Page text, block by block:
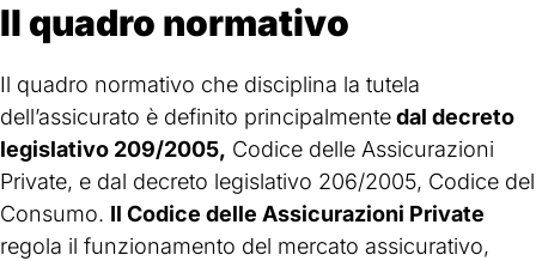
Il quadro normativo
Il quadro normativo che disciplina la tutela
dell’assicurato è definito principalmentedal decreto
legislativo 209/2005, Codice delle Assicurazioni
Private, e dal decreto legislativo 206/2005, Codice del
Consumo. Il Codice delle Assicurazioni Private
regola il funzionamento del mercato assicurativo,